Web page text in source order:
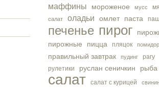
маффины мороженое мусс
салат
оладьи омлет паста
печенье пирог
пирожные пицца пляцок
правильный завтрак пудинг рагу
рулетики руслан сеничкин рыба
салат салат с курицей